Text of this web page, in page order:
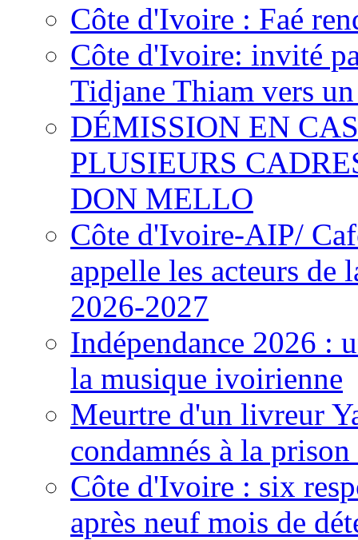
Côte d'Ivoire : Faé
Côte d'Ivoire: invité
Tidjane Thiam vers
DÉMISSION EN
PLUSIEURS
DON MELLO
Côte d'Ivoire-AIP/
appelle les acteurs de
2026-2027
Indépendance 2026 :
la musique ivoirienne
Meurtre d'un livreur
condamnés à la
Côte d'Ivoire : six
après neuf mois de